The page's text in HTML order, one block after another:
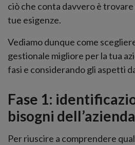
ciò che conta davvero è
tue esigenze.
Vediamo dunque come
gestionale migliore per la tua
fasi e considerando gli aspetti
Fase 1:
bisogni dell’azienda
Per riuscire a comprendere